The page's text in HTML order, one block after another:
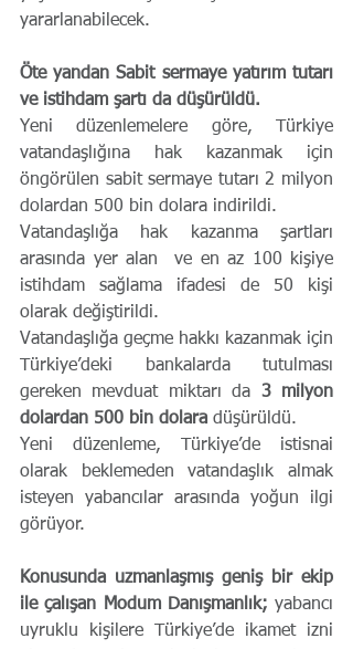
yararlanabilecek.
Öte yandan Sabit sermaye yatırım tutarı
ve istihdam şartı da düşürüldü.
Yeni düzenlemelere göre, Türkiye
vatandaşlığına hak kazanmak için
öngörülen sabit sermaye tutarı 2 milyon
dolardan 500 bin dolara indirildi.
Vatandaşlığa hak kazanma şartları
arasında yer alan  ve en az 100 kişiye
istihdam sağlama ifadesi de 50 kişi
olarak değiştirildi.
Vatandaşlığa geçme hakkı kazanmak için
Türkiye’deki bankalarda tutulması
gereken mevduat miktarı da 3 milyon
dolardan 500 bin dolara düşürüldü.
Yeni düzenleme, Türkiye’de istisnai
olarak beklemeden vatandaşlık almak
isteyen yabancılar arasında yoğun ilgi
görüyor.
Konusunda uzmanlaşmış geniş bir ekip
ile çalışan Modum Danışmanlık; yabancı
uyruklu kişilere Türkiye’de ikamet izni